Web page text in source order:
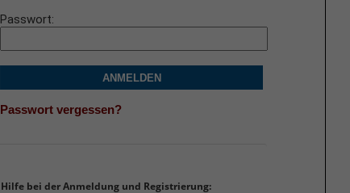
Passwort
ANMELDEN
Passwort vergessen?
Hilfe bei der Anmeldung und Registrierung: